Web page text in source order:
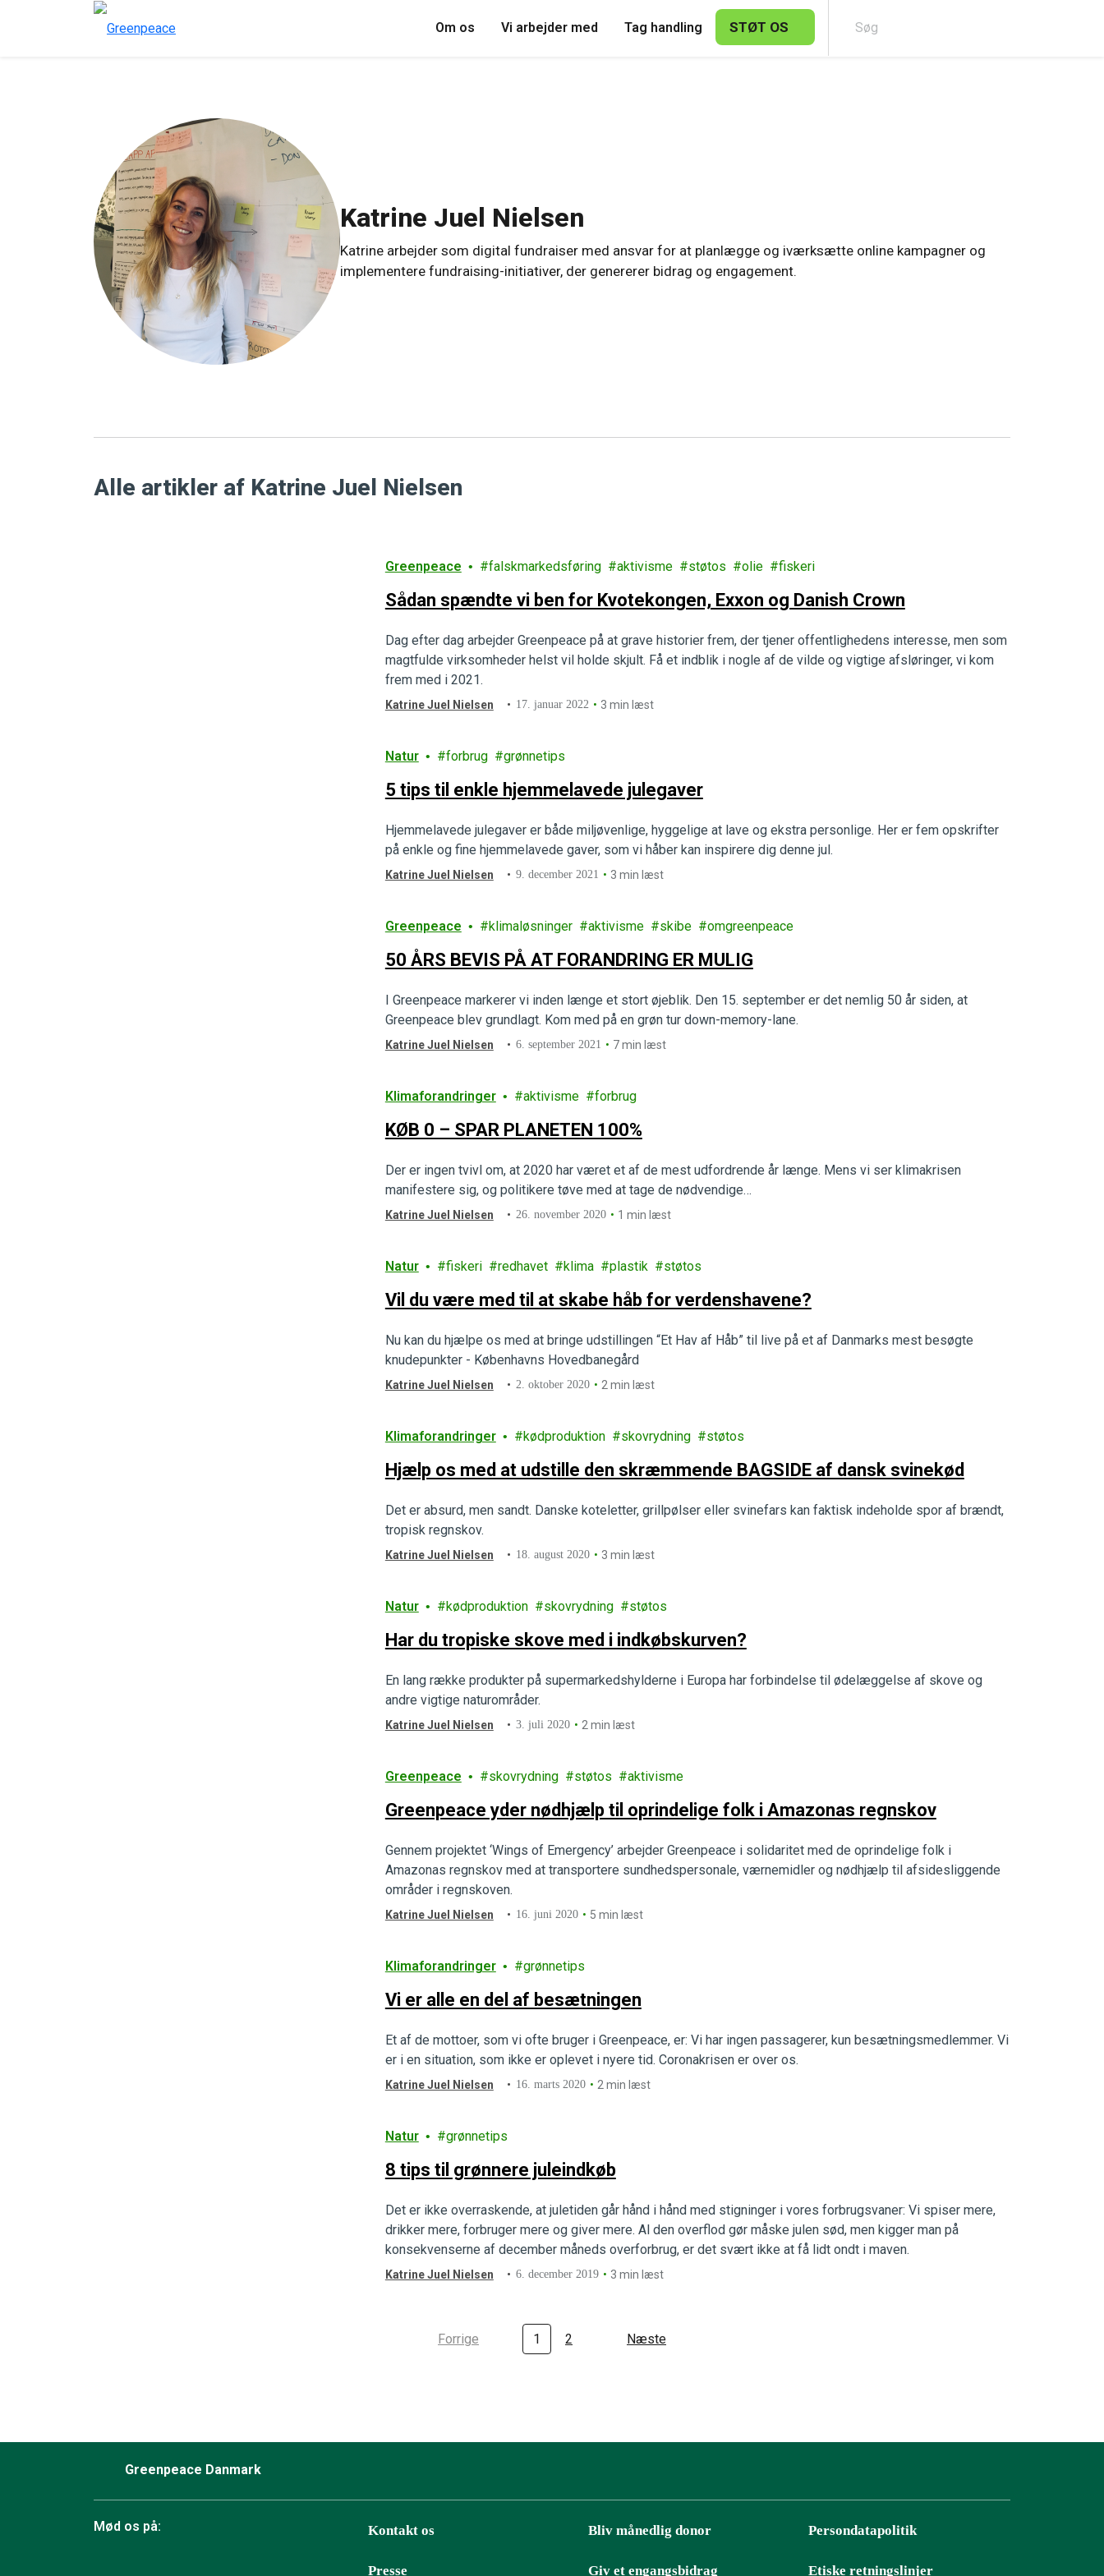
Om os Vi arbejder med Tag handling STØT OS
Katrine Juel Nielsen
Katrine arbejder som digital fundraiser med ansvar for at planlægge og iværksætte online kampagner og
implementere fundraising-initiativer, der genererer bidrag og engagement.
Alle artikler af Katrine Juel Nielsen
Greenpeace falskmarkedsføring aktivisme støtos olie fiskeri
Sådan spændte vi ben for Kvotekongen, Exxon og Danish Crown
Dag efter dag arbejder Greenpeace på at grave historier frem, der tjener offentlighedens interesse, men som
magtfulde virksomheder helst vil holde skjult. Få et indblik i nogle af de vilde og vigtige afsløringer, vi kom
frem med i 2021.
Katrine Juel Nielsen 17. januar 2022 3 min læst
Natur forbrug grønnetips
5 tips til enkle hjemmelavede julegaver
Hjemmelavede julegaver er både miljøvenlige, hyggelige at lave og ekstra personlige. Her er fem opskrifter
på enkle og fine hjemmelavede gaver, som vi håber kan inspirere dig denne jul.
Katrine Juel Nielsen 9. december 2021 3 min læst
Greenpeace klimaløsninger aktivisme skibe omgreenpeace
50 ÅRS BEVIS PÅ AT FORANDRING ER MULIG
I Greenpeace markerer vi inden længe et stort øjeblik. Den 15. september er det nemlig 50 år siden, at
Greenpeace blev grundlagt. Kom med på en grøn tur down-memory-lane.
Katrine Juel Nielsen 6. september 2021 7 min læst
Klimaforandringer aktivisme forbrug
KØB 0 – SPAR PLANETEN 100%
Der er ingen tvivl om, at 2020 har været et af de mest udfordrende år længe. Mens vi ser klimakrisen
manifestere sig, og politikere tøve med at tage de nødvendige…
Katrine Juel Nielsen 26. november 2020 1 min læst
Natur fiskeri redhavet klima plastik støtos
Vil du være med til at skabe håb for verdenshavene?
Nu kan du hjælpe os med at bringe udstillingen “Et Hav af Håb” til live på et af Danmarks mest besøgte
knudepunkter - Københavns Hovedbanegård
Katrine Juel Nielsen 2. oktober 2020 2 min læst
Klimaforandringer kødproduktion skovrydning støtos
Hjælp os med at udstille den skræmmende BAGSIDE af dansk svinekød
Det er absurd, men sandt. Danske koteletter, grillpølser eller svinefars kan faktisk indeholde spor af brændt,
tropisk regnskov.
Katrine Juel Nielsen 18. august 2020 3 min læst
Natur kødproduktion skovrydning støtos
Har du tropiske skove med i indkøbskurven?
En lang række produkter på supermarkedshylderne i Europa har forbindelse til ødelæggelse af skove og
andre vigtige naturområder.
Katrine Juel Nielsen 3. juli 2020 2 min læst
Greenpeace skovrydning støtos aktivisme
Greenpeace yder nødhjælp til oprindelige folk i Amazonas regnskov
Gennem projektet ‘Wings of Emergency’ arbejder Greenpeace i solidaritet med de oprindelige folk i
Amazonas regnskov med at transportere sundhedspersonale, værnemidler og nødhjælp til afsidesliggende
områder i regnskoven.
Katrine Juel Nielsen 16. juni 2020 5 min læst
Klimaforandringer grønnetips
Vi er alle en del af besætningen
Et af de mottoer, som vi ofte bruger i Greenpeace, er: Vi har ingen passagerer, kun besætningsmedlemmer. Vi
er i en situation, som ikke er oplevet i nyere tid. Coronakrisen er over os.
Katrine Juel Nielsen 16. marts 2020 2 min læst
Natur grønnetips
8 tips til grønnere juleindkøb
Det er ikke overraskende, at juletiden går hånd i hånd med stigninger i vores forbrugsvaner: Vi spiser mere,
drikker mere, forbruger mere og giver mere. Al den overflod gør måske julen sød, men kigger man på
konsekvenserne af december måneds overforbrug, er det svært ikke at få lidt ondt i maven.
Katrine Juel Nielsen 6. december 2019 3 min læst
Forrige 1 2 Næste
Greenpeace Danmark
Mød os på: Kontakt os
Presse
Bliv månedlig donor
Giv et engangsbidrag
Persondatapolitik
Etiske retningslinjer